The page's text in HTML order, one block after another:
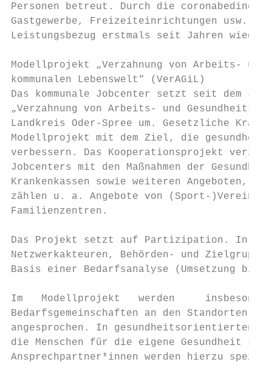
Personen betreut. Durch die
Gastgewerbe, Freizeiteinrichtungen usw.
Leistungsbezug erstmals seit Jahren wieder
Modellprojekt „Verzahnung von Arbeits-
kommunalen Lebenswelt“ (VerAGiL)
Das kommunale Jobcenter setzt seit dem
„Verzahnung von Arbeits- und
Landkreis Oder-Spree um. Gesetzliche
Modellprojekt mit dem Ziel, die
verbessern. Das Kooperationsprojekt
Jobcenters mit den Maßnahmen der
Krankenkassen sowie weiteren Angeboten,
zählen u. a. Angebote von (Sport-
Familienzentren.
Das Projekt setzt auf Partizipation. In
Netzwerkakteuren, Behörden- und
Basis einer Bedarfsanalyse (Umsetzung bis
Im   Modellprojekt   werden
Bedarfsgemeinschaften an den Standorten
angesprochen. In gesundheitsorientierten
die Menschen für die eigene Gesundheit
Ansprechpartner*innen werden hierzu